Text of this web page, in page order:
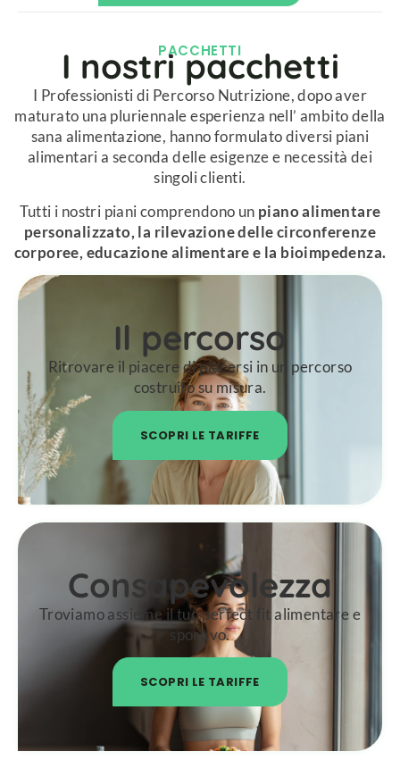
PACCHETTI​
I nostri pacchetti​
I Professionisti di Percorso Nutrizione, dopo aver
maturato una pluriennale esperienza nell’ ambito della
sana alimentazione, hanno formulato diversi piani
alimentari a seconda delle esigenze e necessità dei
singoli clienti.
Tutti i nostri piani comprendono un piano alimentare
personalizzato, la rilevazione delle circonferenze
corporee, educazione alimentare e la bioimpedenza.
Il percorso
Ritrovare il piacere di piacersi in un percorso
costruito su misura.
SCOPRI LE TARIFFE
Consapevolezza
Troviamo assieme il tuo perfect fit alimentare e
sportivo.
SCOPRI LE TARIFFE